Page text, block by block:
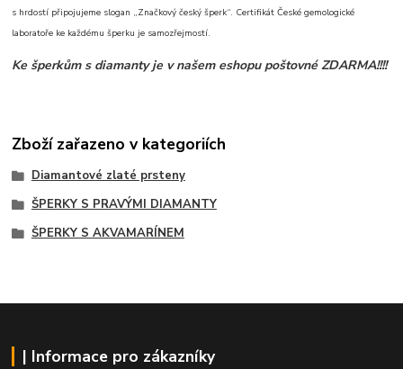
s hrdostí připojujeme slogan „Značkový český šperk“. Certifikát České gemologické
laboratoře ke každému šperku je samozřejmostí.
Ke šperkům s diamanty je v našem eshopu poštovné ZDARMA!!!!
Zboží zařazeno v kategoriích
Diamantové zlaté prsteny
ŠPERKY S PRAVÝMI DIAMANTY
ŠPERKY S AKVAMARÍNEM
| Informace pro zákazníky